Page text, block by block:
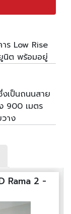
าร Low Rise
นิต พร้อมอยู่
เป็นถนนสาย
900 เมตร
าง
Rama 2 -